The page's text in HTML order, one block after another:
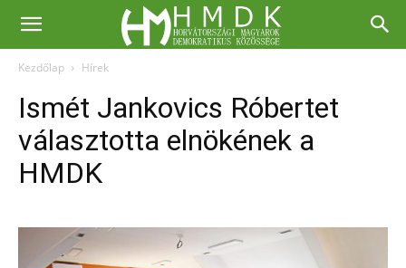
Kezdőlap Hírek
Ismét Jankovics Róbertet
választotta elnökének a
HMDK